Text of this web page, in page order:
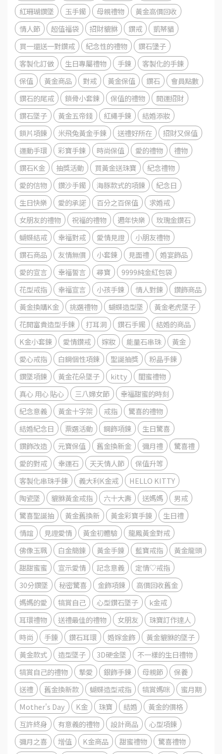
紅珊瑚鑽墜
玉手鐲 母親禮物
黃金高價回收
情人節
超值福袋 招財貔貅 鑽戒
凱蒂貓
買一還送一對鑽戒
紀念性的禮物
鑽石墬子
客製化訂做
生日專屬禮物 手鍊
客製化的手鍊
保值
黃金商品 對戒 黃金保值 鑽石
會員點數
鑽石的尾戒
鎖骨小套鍊 保值的禮物
開運招財
鑽石墜子
黃金五帝錢 紅繩手鍊
結婚添妝
鎖片項鍊
米飛兔黃金手鍊 送禮好所在
招財又保值
運動手環
彩寶手鍊 時尚保值 愛的禮物
禮物
鑽石K金
抽獎活動 買黃金送珠寶
紀念禮物
愛的信物
鑽沙手鐲 海豚款式的項鍊
紀念日
生日快樂
愛的承諾 百分之百保值
求婚戒
女朋友的禮物
祝福的禮物 週年快樂
玫瑰金鑽石
蝴蝶結戒
幸福對戒 愛情見證
小朋友禮物
鑽石商品
友情無價 小套鍊 見面禮
婚宴飾品
愛的宣言
幸福誓言 尋寶
9999純金紅包袋
花型戒指
幸福宣言 小孩手鍊 情人對鍊
鑽飾商品
黃金換購K金
挑選禮物 蝴蝶造型墜
黃金老虎墜子
花開富貴造型手鍊
打耳洞 鑽石手鐲
結婚的商品
K金小套鍊
愛情鑽戒 嫁妝 能量石串珠
黃金
愛心戒指
白鋼個性項鍊 聖誕抽獎
粉晶手鍊
鑽墜項鍊
黃金花朵墜子 kitty
閨蜜禮物
真心 用心 貼心
三八婦女節
幸福甜蜜的時刻
紀念意義
黃金十字架 戒指
驚喜的禮物
結婚紀念日
票選活動 鋼飾項鍊
生日驚喜
鑽飾改造
元寶保值 舊金換新金 彌月禮
驚喜禮
愛的對戒
幸運石 天天情人節
保值升等
客製化串珠手鍊
義大利K金戒
HELLO KITTY
陶瓷墜
貔貅黃金戒指 六十大壽 送媽媽
男戒
驚喜聖誕抽
黃金舊換新 黃金彩寶手錬
生日禮
情誼
見證愛情 黃金初體驗
龍鳳黃金對戒
佛像玉珮
白金簡錬 黃金手錬 藍寶戒指
黃金龍頭
甜甜蜜蜜
宣示愛情 記念意義
定情♡戒指
30分鑽墜
秘密驚喜 金飾項鍊
高價回收舊金
媽媽的愛
犒賞自己 心型鑽石墜子
k金戒
耳環禮物
送禮最佳的禮物 女朋友
珠寶訂作達人
時尚
手錬 鑽石耳環 婚嫁金飾
黃金貔貅的墜子
黃金款式
造型墜子 3D硬金墜
不一樣的生日禮物
犒賞自己的禮物
摯愛 銀飾手鍊 母親節
保養
送禮
舊金換新款 蝴蝶造型戒指 犒賞媽咪
蜜月期
Mother's Day
K金 珠寶 結婚
黃金的價格
互許終身
有意義的禮物 設計商品
心型項鍊
彌月之喜
增值 K金商品 甜蜜禮物
驚喜禮物